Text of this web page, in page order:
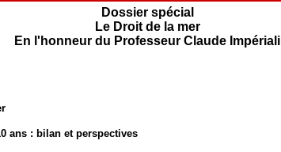
Dossier spécial
Le Droit de la mer
En l'honneur du Professeur Claude Impériali
ans : bilan et perspectives